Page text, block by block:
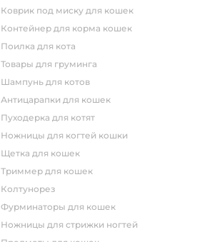
коврик под миску для кошек
контейнер для корма кошек
поилка для кота
товары для груминга
шампунь для котов
антицарапки для кошек
пуходерка для котят
ножницы для когтей кошки
щетка для кошек
триммер для кошек
колтунорез
фурминаторы для кошек
ножницы для стрижки ногтей